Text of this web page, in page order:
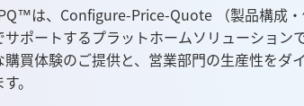
は、Configure-Price-Quote （製品構成
サポートするプラットホームソリューション
購買体験のご提供と、営業部門の生産性をダ
。